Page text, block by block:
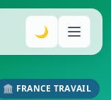
🌙
🏛️ FRANCE TRAVAIL